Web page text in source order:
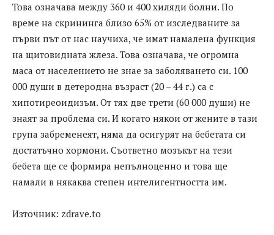
Това означава между 360 и 400 хиляди болни. По
време на скрининга близо 65% от изследваните за
първи път от нас научиха, че имат намалена функция
на щитовидната жлеза. Това означава, че огромна
маса от населението не знае за заболяването си. 100
000 души в детеродна възраст (20 – 44 г.) са с
хипотиреоидизъм. От тях две трети (60 000 души) не
знаят за проблема си. И когато някои от жените в тази
група забременеят, няма да осигурят на бебетата си
достатъчно хормони. Съответно мозъкът на тези
бебета ще се формира непълноценно и това ще
намали в някаква степен интелигентността им.
Източник: zdrave.to